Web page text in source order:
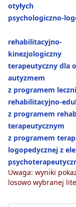
otyłych
psychologiczno-
rehabilitacyjno-
kinezjologiczny
terapeutyczny dla
autyzmem
z programem
rehabilitacyjno-
z programem
terapeutycznym
z programem
logopedycznej z
Uwaga: wyniki
losowo wybranej